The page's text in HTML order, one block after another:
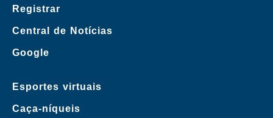
Registrar
Central de Notícias
Google
Esportes virtuais
Caça-níqueis